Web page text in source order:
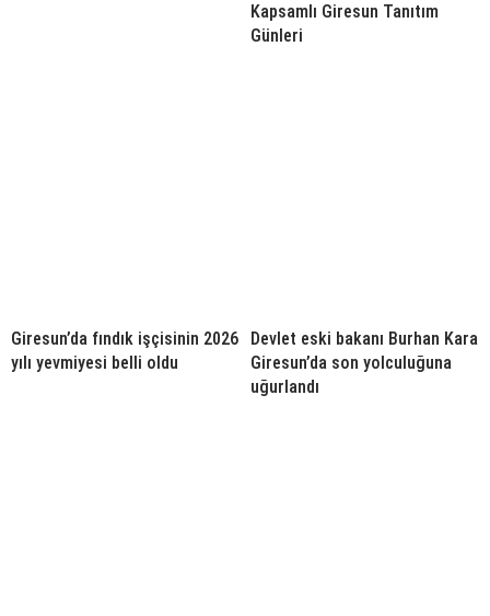
Kapsamlı Giresun Tanıtım
Günleri
Giresun’da fındık işçisinin 2026
yılı yevmiyesi belli oldu
Devlet eski bakanı Burhan Kara
Giresun’da son yolculuğuna
uğurlandı